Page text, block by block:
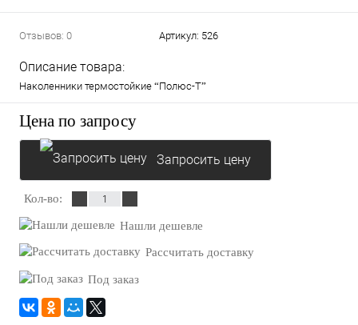
Отзывов: 0 Артикул: 526
Описание товара:
Наколенники термостойкие “Полюс-Т”
Цена по запросу
Запросить цену
Кол-во:
Нашли дешевле
Рассчитать доставку
Под заказ